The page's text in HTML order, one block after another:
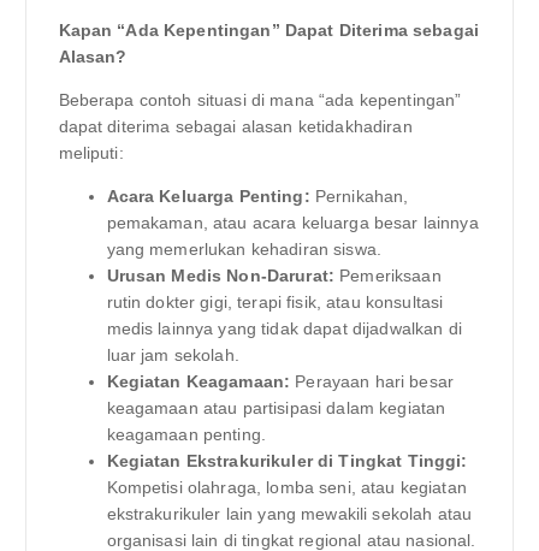
Kapan “Ada Kepentingan” Dapat Diterima sebagai
Alasan?
Beberapa contoh situasi di mana “ada kepentingan”
dapat diterima sebagai alasan ketidakhadiran
meliputi:
Acara Keluarga Penting: Pernikahan,
pemakaman, atau acara keluarga besar lainnya
yang memerlukan kehadiran siswa.
Urusan Medis Non-Darurat: Pemeriksaan
rutin dokter gigi, terapi fisik, atau konsultasi
medis lainnya yang tidak dapat dijadwalkan di
luar jam sekolah.
Kegiatan Keagamaan: Perayaan hari besar
keagamaan atau partisipasi dalam kegiatan
keagamaan penting.
Kegiatan Ekstrakurikuler di Tingkat Tinggi:
Kompetisi olahraga, lomba seni, atau kegiatan
ekstrakurikuler lain yang mewakili sekolah atau
organisasi lain di tingkat regional atau nasional.